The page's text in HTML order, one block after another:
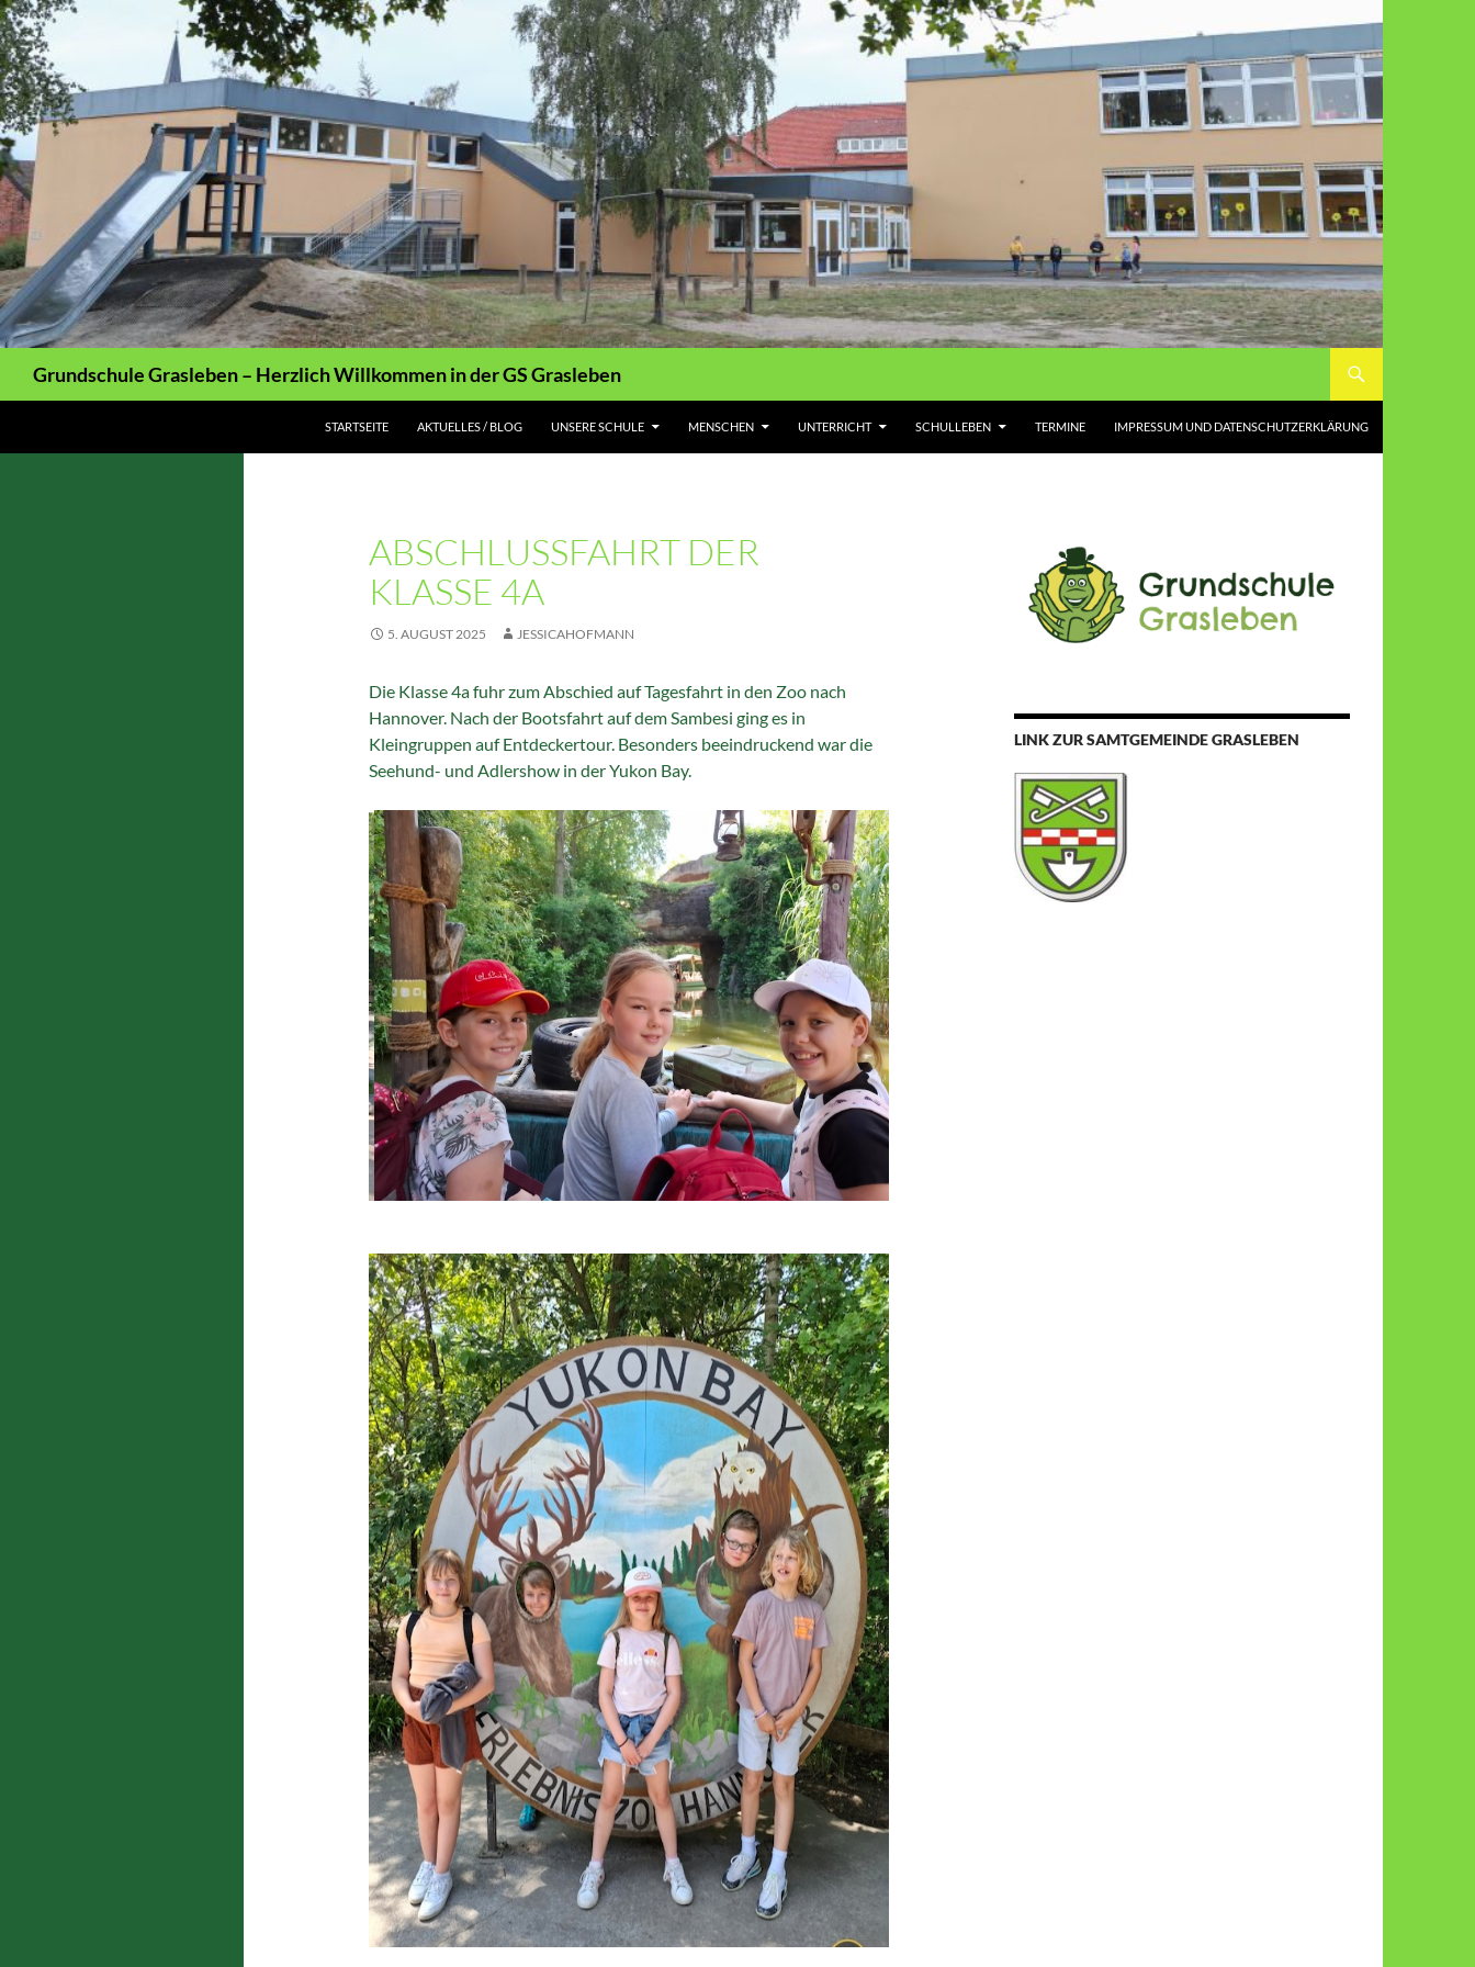
Zum
Inhalt
springen
Grundschule Grasleben – Herzlich Willkommen in der GS Grasleben
STARTSEITE AKTUELLES / BLOG UNSERE SCHULE MENSCHEN UNTERRICHT SCHULLEBEN TERMINE IMPRESSUM UND DATENSCHUTZERKLÄRUNG
ABSCHLUSSFAHRT DER
KLASSE 4A
5. AUGUST 2025 JESSICAHOFMANN
Die Klasse 4a fuhr zum Abschied auf Tagesfahrt in den Zoo nach
Hannover. Nach der Bootsfahrt auf dem Sambesi ging es in
Kleingruppen auf Entdeckertour. Besonders beeindruckend war die
Seehund- und Adlershow in der Yukon Bay.
LINK ZUR SAMTGEMEINDE GRASLEBEN